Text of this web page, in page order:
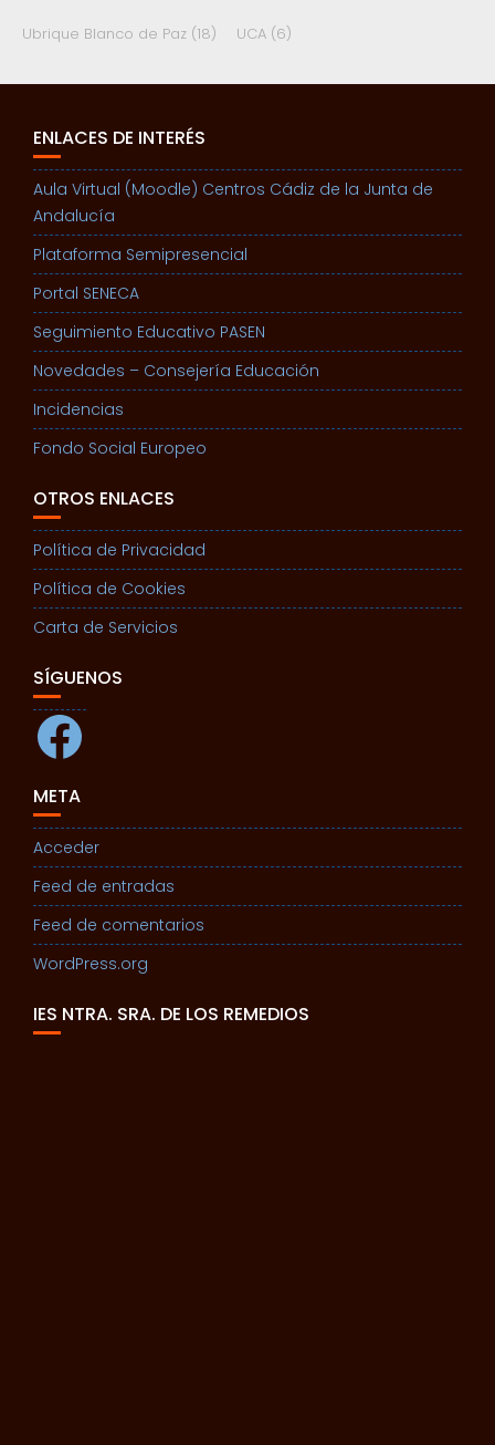
Ubrique Blanco de Paz (18) UCA (6)
ENLACES DE INTERÉS
Aula Virtual (Moodle) Centros Cádiz de la Junta de
Andalucía
Plataforma Semipresencial
Portal SENECA
Seguimiento Educativo PASEN
Novedades – Consejería Educación
Incidencias
Fondo Social Europeo
OTROS ENLACES
Política de Privacidad
Política de Cookies
Carta de Servicios
SÍGUENOS
Facebook
META
Acceder
Feed de entradas
Feed de comentarios
WordPress.org
IES NTRA. SRA. DE LOS REMEDIOS